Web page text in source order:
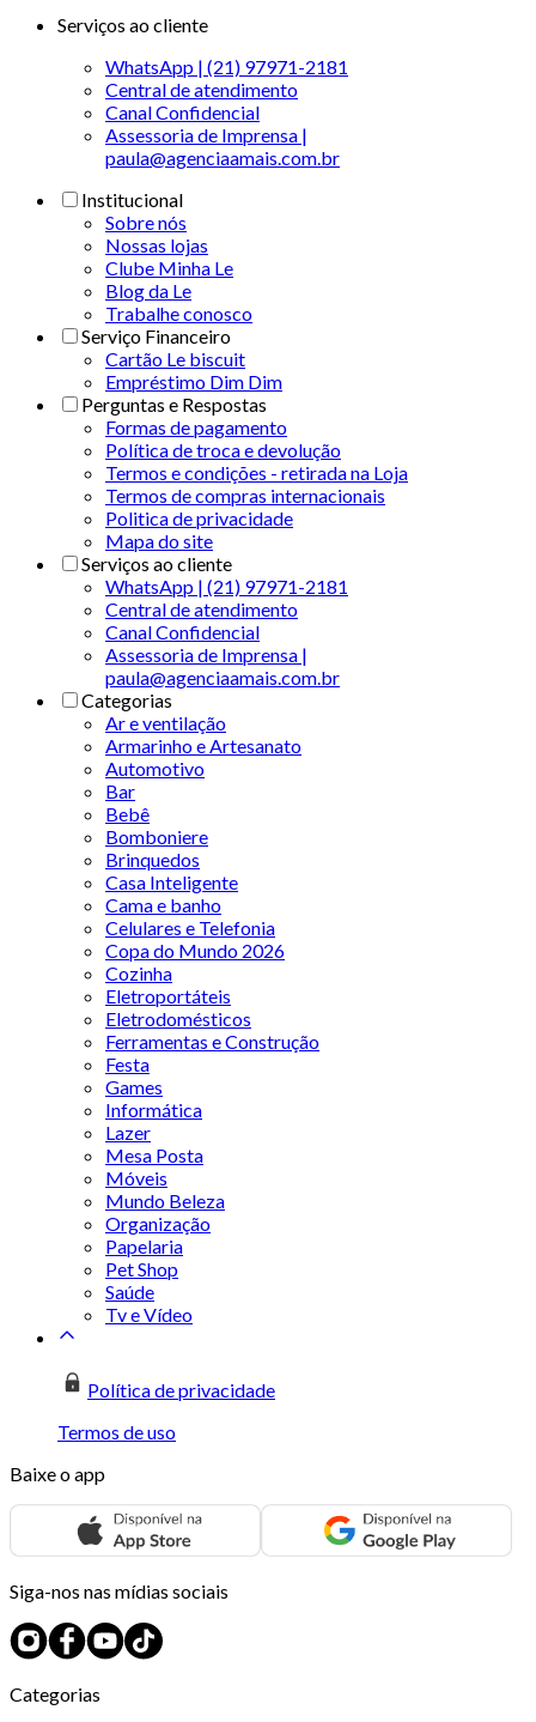
Serviços ao cliente
WhatsApp | (21) 97971-2181
Central de atendimento
Canal Confidencial
Assessoria de Imprensa |
paula@agenciaamais.com.br
Institucional
Sobre nós
Nossas lojas
Clube Minha Le
Blog da Le
Trabalhe conosco
Serviço Financeiro
Cartão Le biscuit
Empréstimo Dim Dim
Perguntas e Respostas
Formas de pagamento
Política de troca e devolução
Termos e condições - retirada na Loja
Termos de compras internacionais
Politica de privacidade
Mapa do site
Serviços ao cliente
WhatsApp | (21) 97971-2181
Central de atendimento
Canal Confidencial
Assessoria de Imprensa |
paula@agenciaamais.com.br
Categorias
Ar e ventilação
Armarinho e Artesanato
Automotivo
Bar
Bebê
Bomboniere
Brinquedos
Casa Inteligente
Cama e banho
Celulares e Telefonia
Copa do Mundo 2026
Cozinha
Eletroportáteis
Eletrodomésticos
Ferramentas e Construção
Festa
Games
Informática
Lazer
Mesa Posta
Móveis
Mundo Beleza
Organização
Papelaria
Pet Shop
Saúde
Tv e Vídeo
Política de privacidade
Termos de uso
Baixe o app
Siga-nos nas mídias sociais
Categorias